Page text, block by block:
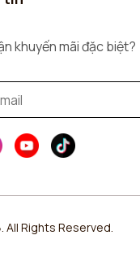
All Rights Reserved.
khuyến mãi đặc biệt?